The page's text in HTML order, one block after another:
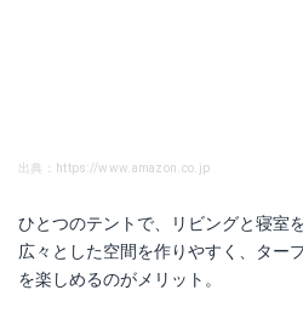
出典：https://www.amazon.co.jp
ひとつのテントで、リビングと寝室
広々とした空間を作りやすく、ター
を楽しめるのがメリット。